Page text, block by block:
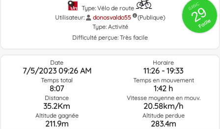
GRSIC
29
Facile
Type: Vélo de route
Utilisateur:
donosvaldo55
(Publique)
Type: Activité
Difficulté perçue: Très facile
Date
7/5/2023 09:26 AM
Temps total
8:07
Distance
35.2Km
Altitude gagnée
211.9m
Horaire
11:26 - 19:33
Temps en mouvement
1:42 h
Vitesse moyenne en mouv.
20.58km/h
Altitude perdue
283.4m